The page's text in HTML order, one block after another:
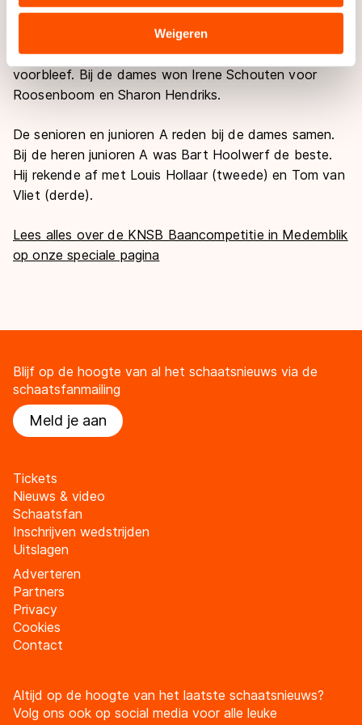
verstrekt of die zij hebben verzameld via hun services.
Sommige partners kunnen gegevens doorgeven aan
landen buiten de EU, zoals de VS, waar mogelijk geen
adequaat beschermingsniveau geldt volgens de GDPR.
Door op ‘Toestaan’ te klikken, stemt u in met deze
Weigeren
Op de puntenkoers ging de zege bij de heren naar
Crispijn Ariëns, die Kay Schipper en Jordy Harink
voorbleef. Bij de dames won Irene Schouten voor
Roosenboom en Sharon Hendriks.
De senioren en junioren A reden bij de dames samen.
Bij de heren junioren A was Bart Hoolwerf de beste.
Hij rekende af met Louis Hollaar (tweede) en Tom van
Vliet (derde).
Lees alles over de KNSB Baancompetitie in Medemblik
op onze speciale pagina
Blijf op de hoogte van al het schaatsnieuws via de
schaatsfanmailing
Meld je aan
Tickets
Nieuws & video
Schaatsfan
Inschrijven wedstrijden
Uitslagen
Adverteren
Partners
Privacy
Cookies
Contact
Altijd op de hoogte van het laatste schaatsnieuws?
Volg ons ook op social media voor alle leuke